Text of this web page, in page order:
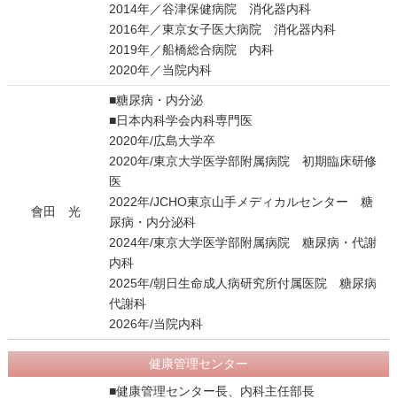
2014年／谷津保健病院 消化器内科
2016年／東京女子医大病院 消化器内科
2019年／船橋総合病院 内科
2020年／当院内科
會田 光
■糖尿病・内分泌
■日本内科学会内科専門医
2020年/広島大学卒
2020年/東京大学医学部附属病院 初期臨床研修
医
2022年/JCHO東京山手メディカルセンター 糖
尿病・内分泌科
2024年/東京大学医学部附属病院 糖尿病・代謝
内科
2025年/朝日生命成人病研究所付属医院 糖尿病
代謝科
2026年/当院内科
健康管理センター
■健康管理センター長、内科主任部長